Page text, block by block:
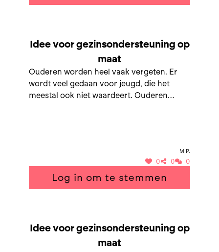
herkenning van anderen
Idee voor gezinsondersteuning op
maat
Ouderen worden heel vaak vergeten. Er
wordt veel gedaan voor jeugd, die het
meestal ook niet waardeert. Ouderen
M P.
0 0 0
Log in om te stemmen
Idee voor gezinsondersteuning op
maat